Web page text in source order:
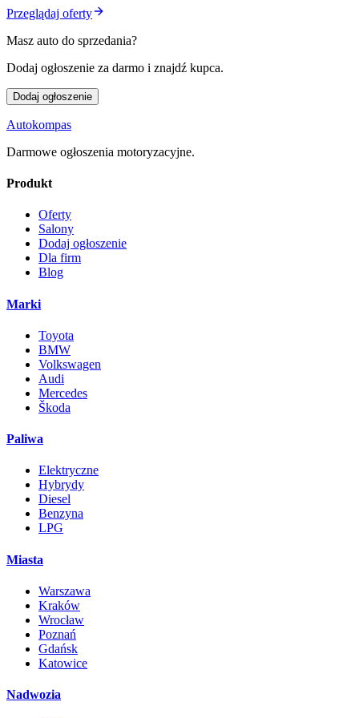
Przeglądaj oferty
Masz auto do sprzedania?
Dodaj ogłoszenie za darmo i znajdź kupca.
Dodaj ogłoszenie
Autokompas
Darmowe ogłoszenia motoryzacyjne.
Produkt
Oferty
Salony
Dodaj ogłoszenie
Dla firm
Blog
Marki
Toyota
BMW
Volkswagen
Audi
Mercedes
Škoda
Paliwa
Elektryczne
Hybrydy
Diesel
Benzyna
LPG
Miasta
Warszawa
Kraków
Wrocław
Poznań
Gdańsk
Katowice
Nadwozia